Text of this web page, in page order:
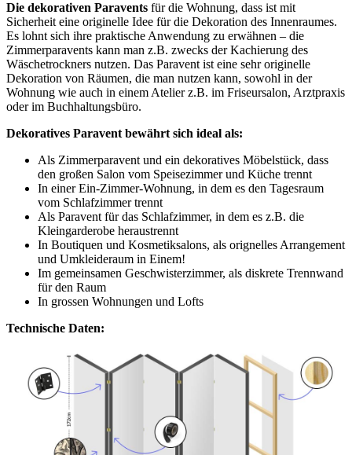
Die dekorativen Paravents für die Wohnung, dass ist mit
Sicherheit eine originelle Idee für die Dekoration des Innenraumes.
Es lohnt sich ihre praktische Anwendung zu erwähnen – die
Zimmerparavents kann man z.B. zwecks der Kachierung des
Wäschetrockners nutzen. Das Paravent ist eine sehr originelle
Dekoration von Räumen, die man nutzen kann, sowohl in der
Wohnung wie auch in einem Atelier z.B. im Friseursalon, Arztpraxis
oder im Buchhaltungsbüro.
Dekoratives Paravent bewährt sich ideal als:
Als Zimmerparavent und ein dekoratives Möbelstück, dass
den großen Salon vom Speisezimmer und Küche trennt
In einer Ein-Zimmer-Wohnung, in dem es den Tagesraum
vom Schlafzimmer trennt
Als Paravent für das Schlafzimmer, in dem es z.B. die
Kleingarderobe heraustrennt
In Boutiquen und Kosmetiksalons, als orignelles Arrangement
und Umkleideraum in Einem!
Im gemeinsamen Geschwisterzimmer, als diskrete Trennwand
für den Raum
In grossen Wohnungen und Lofts
Technische Daten: